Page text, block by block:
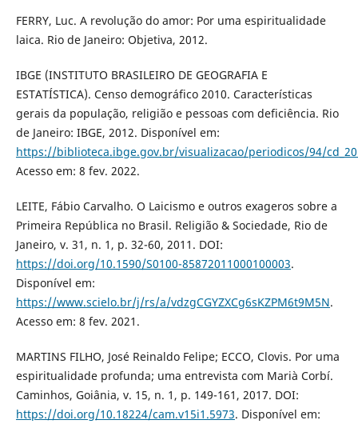
FERRY, Luc. A revolução do amor: Por uma espiritualidade
laica. Rio de Janeiro: Objetiva, 2012.
IBGE (INSTITUTO BRASILEIRO DE GEOGRAFIA E
ESTATÍSTICA). Censo demográfico 2010. Características
gerais da população, religião e pessoas com deficiência. Rio
de Janeiro: IBGE, 2012. Disponível em:
https://biblioteca.ibge.gov.br/visualizacao/periodicos/94/
Acesso em: 8 fev. 2022.
LEITE, Fábio Carvalho. O Laicismo e outros exageros sobre a
Primeira República no Brasil. Religião & Sociedade, Rio de
Janeiro, v. 31, n. 1, p. 32-60, 2011. DOI:
https://doi.org/10.1590/S0100-85872011000100003.
Disponível em:
https://www.scielo.br/j/rs/a/vdzgCGYZXCg6sKZPM6t9M5N.
Acesso em: 8 fev. 2021.
MARTINS FILHO, José Reinaldo Felipe; ECCO, Clovis. Por uma
espiritualidade profunda; uma entrevista com Marià Corbí.
Caminhos, Goiânia, v. 15, n. 1, p. 149-161, 2017. DOI:
https://doi.org/10.18224/cam.v15i1.5973. Disponível em: